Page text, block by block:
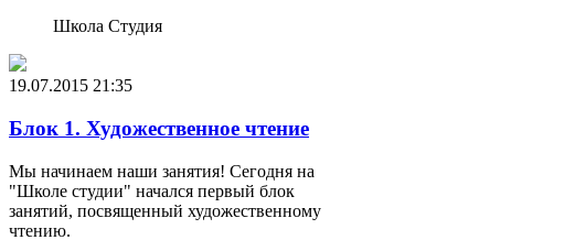
Школа Студия
19.07.2015 21:35
Блок 1. Художественное чтение
Мы начинаем наши занятия! Сегодня на
"Школе студии" начался первый блок
занятий, посвященный художественному
чтению.